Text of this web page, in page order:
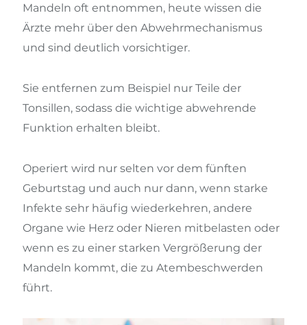
Mandeln oft entnommen, heute wissen die
Ärzte mehr über den Abwehrmechanismus
und sind deutlich vorsichtiger.
Sie entfernen zum Beispiel nur Teile der
Tonsillen, sodass die wichtige abwehrende
Funktion erhalten bleibt.
Operiert wird nur selten vor dem fünften
Geburtstag und auch nur dann, wenn starke
Infekte sehr häufig wiederkehren, andere
Organe wie Herz oder Nieren mitbelasten oder
wenn es zu einer starken Vergrößerung der
Mandeln kommt, die zu Atembeschwerden
führt.